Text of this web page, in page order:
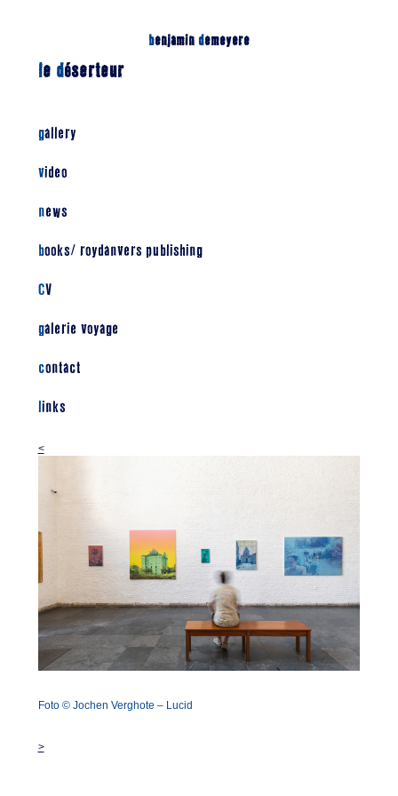
benjamin demeyere
le déserteur
gallery
video
news
books/ roydanvers publishing
CV
galerie voyage
contact
links
<
Foto © Jochen Verghote – Lucid
>